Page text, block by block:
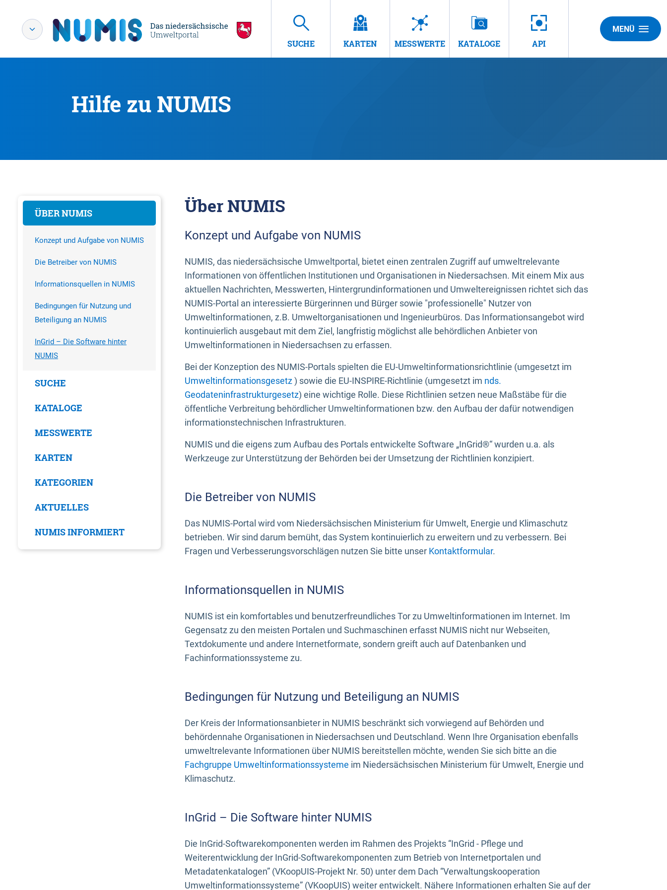
SUCHE KARTEN MESSWERTE KATALOGE API
MENÜ
Hilfe zu NUMIS
ÜBER NUMIS
Konzept und Aufgabe von NUMIS
Die Betreiber von NUMIS
Informationsquellen in NUMIS
Bedingungen für Nutzung und
Beteiligung an NUMIS
InGrid – Die Software hinter
NUMIS
SUCHE
KATALOGE
MESSWERTE
KARTEN
KATEGORIEN
AKTUELLES
NUMIS INFORMIERT
Über NUMIS
Konzept und Aufgabe von NUMIS
NUMIS, das niedersächsische Umweltportal, bietet einen zentralen Zugriff auf umweltrelevante
Informationen von öffentlichen Institutionen und Organisationen in Niedersachsen. Mit einem Mix aus
aktuellen Nachrichten, Messwerten, Hintergrundinformationen und Umweltereignissen richtet sich das
NUMIS-Portal an interessierte Bürgerinnen und Bürger sowie "professionelle" Nutzer von
Umweltinformationen, z.B. Umweltorganisationen und Ingenieurbüros. Das Informationsangebot wird
kontinuierlich ausgebaut mit dem Ziel, langfristig möglichst alle behördlichen Anbieter von
Umweltinformationen in Niedersachsen zu erfassen.
Bei der Konzeption des NUMIS-Portals spielten die EU-Umweltinformationsrichtlinie (umgesetzt im
Umweltinformationsgesetz) sowie die EU-INSPIRE-Richtlinie (umgesetzt im nds.
Geodateninfrastrukturgesetz) eine wichtige Rolle. Diese Richtlinien setzen neue Maßstäbe für die
öffentliche Verbreitung behördlicher Umweltinformationen bzw. den Aufbau der dafür notwendigen
informationstechnischen Infrastrukturen.
NUMIS und die eigens zum Aufbau des Portals entwickelte Software „InGrid®“ wurden u.a. als
Werkzeuge zur Unterstützung der Behörden bei der Umsetzung der Richtlinien konzipiert.
Die Betreiber von NUMIS
Das NUMIS-Portal wird vom Niedersächsischen Ministerium für Umwelt, Energie und Klimaschutz
betrieben. Wir sind darum bemüht, das System kontinuierlich zu erweitern und zu verbessern. Bei
Fragen und Verbesserungsvorschlägen nutzen Sie bitte unser Kontaktformular.
Informationsquellen in NUMIS
NUMIS ist ein komfortables und benutzerfreundliches Tor zu Umweltinformationen im Internet. Im
Gegensatz zu den meisten Portalen und Suchmaschinen erfasst NUMIS nicht nur Webseiten,
Textdokumente und andere Internetformate, sondern greift auch auf Datenbanken und
Fachinformationssysteme zu.
Bedingungen für Nutzung und Beteiligung an NUMIS
Der Kreis der Informationsanbieter in NUMIS beschränkt sich vorwiegend auf Behörden und
behördennahe Organisationen in Niedersachsen und Deutschland. Wenn Ihre Organisation ebenfalls
umweltrelevante Informationen über NUMIS bereitstellen möchte, wenden Sie sich bitte an die
Fachgruppe Umweltinformationssysteme im Niedersächsischen Ministerium für Umwelt, Energie und
Klimaschutz.
InGrid – Die Software hinter NUMIS
Die InGrid-Softwarekomponenten werden im Rahmen des Projekts “InGrid - Pflege und
Weiterentwicklung der InGrid-Softwarekomponenten zum Betrieb von Internetportalen und
Metadatenkatalogen” (VKoopUIS-Projekt Nr. 50) unter dem Dach “Verwaltungskooperation
Umweltinformationssysteme” (VKoopUIS) weiter entwickelt. Nähere Informationen erhalten Sie auf der